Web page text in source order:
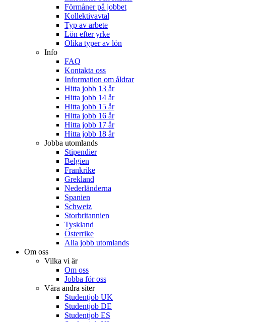
Förmåner på jobbet
Kollektivavtal
Typ av arbete
Lön efter yrke
Olika typer av lön
Info
FAQ
Kontakta oss
Information om åldrar
Hitta jobb 13 år
Hitta jobb 14 år
Hitta jobb 15 år
Hitta jobb 16 år
Hitta jobb 17 år
Hitta jobb 18 år
Jobba utomlands
Stipendier
Belgien
Frankrike
Grekland
Nederländerna
Spanien
Schweiz
Storbritannien
Tyskland
Österrike
Alla jobb utomlands
Om oss
Vilka vi är
Om oss
Jobba för oss
Våra andra siter
Studentjob UK
Studentjob DE
Studentjob ES